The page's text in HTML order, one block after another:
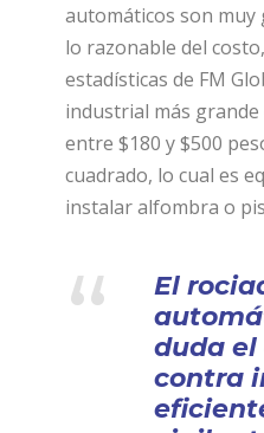
automáticos son muy
lo razonable del
estadísticas de FM
industrial más grande
entre $180 y $500
cuadrado, lo cual es
instalar alfombra o
“
El
duda
contra